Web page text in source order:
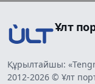
Ұлт
Құрылтайшы:
2012-2026 © Ұлт